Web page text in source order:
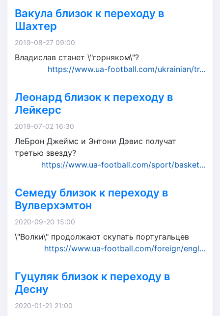
Вакула близок к переходу в
Шахтер
2019-08-27 09:00
Владислав станет \"горняком\"?
https://www.ua-football.com/ukrainian/tr...
Леонард близок к переходу в
Лейкерс
2019-07-02 16:30
ЛеБрон Джеймс и Энтони Дэвис получат
третью звезду?
https://www.ua-football.com/sport/basket...
Семеду близок к переходу в
Вулверхэмтон
2020-09-20 15:00
\"Волки\" продолжают скупать португальцев
https://www.ua-football.com/foreign/engl...
Гуцуляк близок к переходу в
Десну
2020-01-21 21:00